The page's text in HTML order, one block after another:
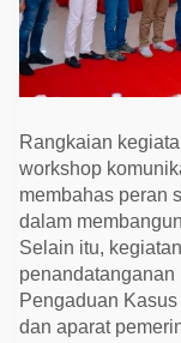
Rangkaian
workshop
membahas peran
dalam
Selain itu,
Pengaduan
dan aparat